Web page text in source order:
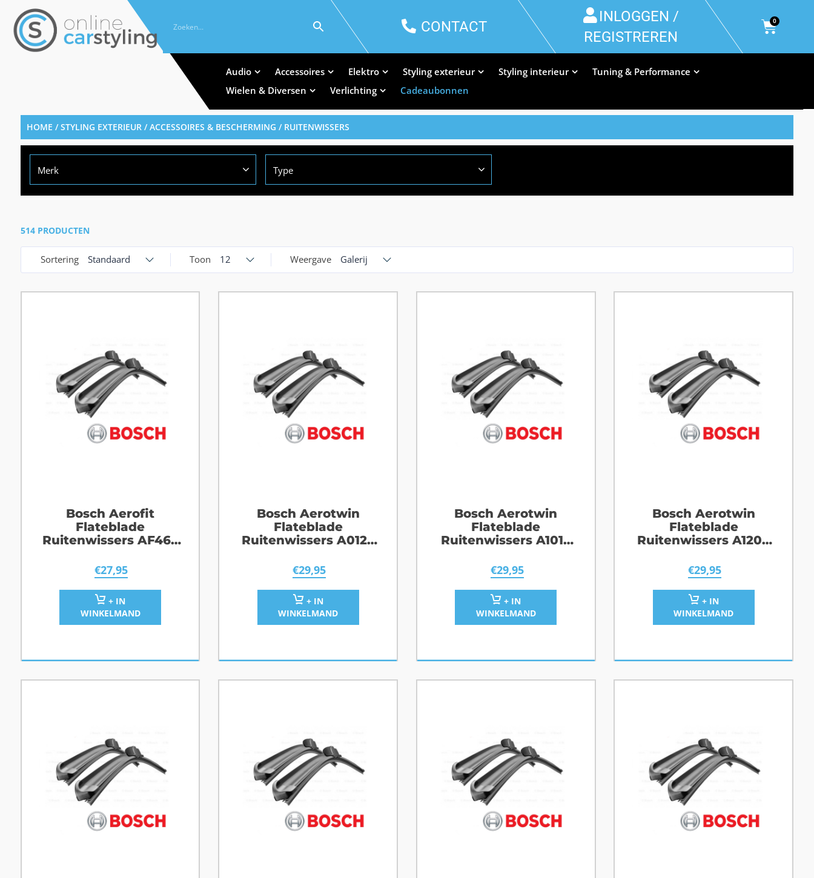
CONTACT
INLOGGEN /
REGISTREREN
0
Audio Accessoires Elektro Styling exterieur Styling interieur
Tuning & Performance
Wielen & Diversen
Verlichting Cadeaubonnen
HOME /STYLING EXTERIEUR/ACCESSOIRES & BESCHERMING / RUITENWISSERS
Merk Type
514 PRODUCTEN
Sortering Standaard Toon 12 Weergave Galerij
Bosch Aerofit
Flateblade
Ruitenwissers AF468
€27,95
+ IN
WINKELMAND
Bosch Aerotwin
Flateblade
Ruitenwissers A012S
€29,95
+ IN
WINKELMAND
Bosch Aerotwin
Flateblade
Ruitenwissers A101S
€29,95
+ IN
WINKELMAND
Bosch Aerotwin
Flateblade
Ruitenwissers A120S
€29,95
+ IN
WINKELMAND